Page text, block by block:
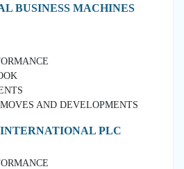
BUSINESS MACHINES
AND DEVELOPMENTS
INTERNATIONAL PLC